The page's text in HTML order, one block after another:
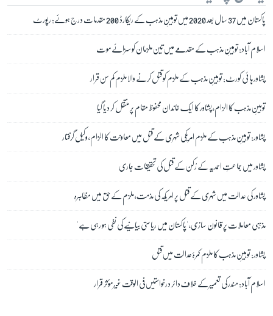
پاکستان میں 37 سال بعد 2020 میں توہینِ مذہب کے ریکارڈ 200 مقدمات درج ہوئے: رپورٹ
اسلام آباد: توہینِ مذہب کے مقدمے میں تین ملزمان کو سزائے موت
پشاور ہائی کورٹ: توہینِ مذہب کے ملزم کو قتل کرنے والا ملزم کم سن قرار
توہینِ مذہب کا الزام، پشاور کا ایک خاندان محفوظ مقام پر منتقل کر دیا گیا
پشاور: توہینِ مذہب کے ملزم امریکی شہری کے قتل میں معاونت کا الزام، وکیل گرفتار
پشاور میں جماعتِ احمدیہ کے رُکن کے قتل کی تحقیقات جاری
پشاور کی عدالت میں شہری کے قتل پر امریکہ کی مذمت، ملزم کے حق میں مظاہرہ
مذہبی معاملات پر قانون سازی، 'پاکستان میں ریاستی بیانیے کی نفی ہو رہی ہے'
پشاور: توہینِ مذہب کا ملزم کمرۂ عدالت میں قتل
اسلام آباد: مندر کی تعمیر کے خلاف دائر درخواستیں فی الوقت غیر مؤثر قرار